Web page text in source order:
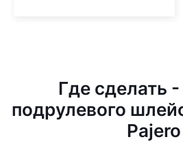
Где сделать
подрулевого
Pajero